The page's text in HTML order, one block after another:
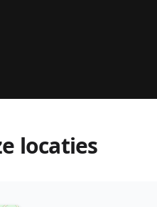
locaties